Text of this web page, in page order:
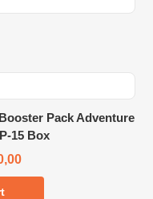
Pack Adventure
15 Box